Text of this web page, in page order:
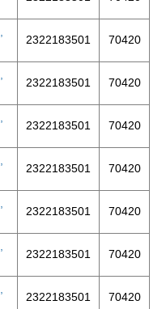
2322183501 70420
2322183501 70420
2322183501 70420
2322183501 70420
2322183501 70420
2322183501 70420
2322183501 70420